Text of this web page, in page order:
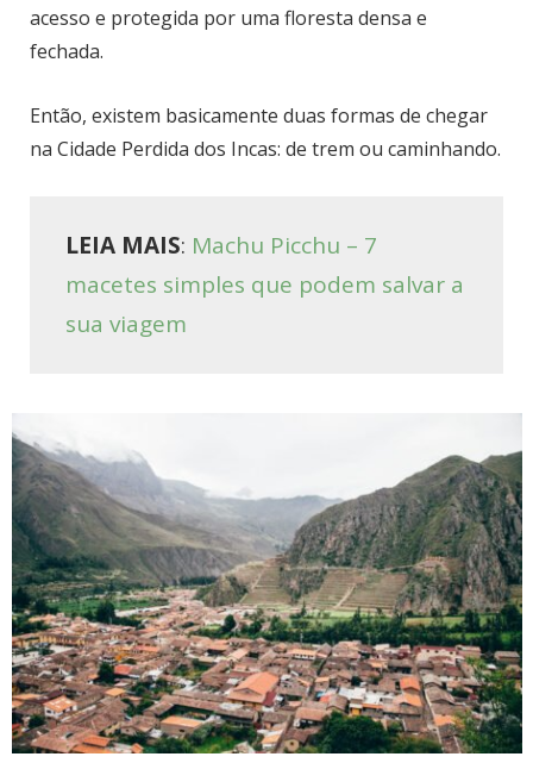
acesso e protegida por uma floresta densa e
fechada.
Então, existem basicamente duas formas de chegar
na Cidade Perdida dos Incas: de trem ou caminhando.
LEIA MAIS: Machu Picchu – 7
macetes simples que podem salvar a
sua viagem